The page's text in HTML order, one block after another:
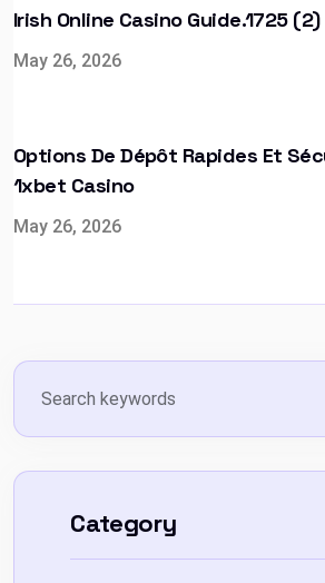
Irish Online Casino Guide.1725 (2)
May 26, 2026
Options De Dépôt Rapides Et
1xbet Casino
May 26, 2026
Category